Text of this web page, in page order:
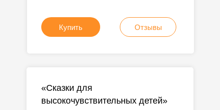
Отзывы
«Сказки для
высокочувствительных детей»
Купить